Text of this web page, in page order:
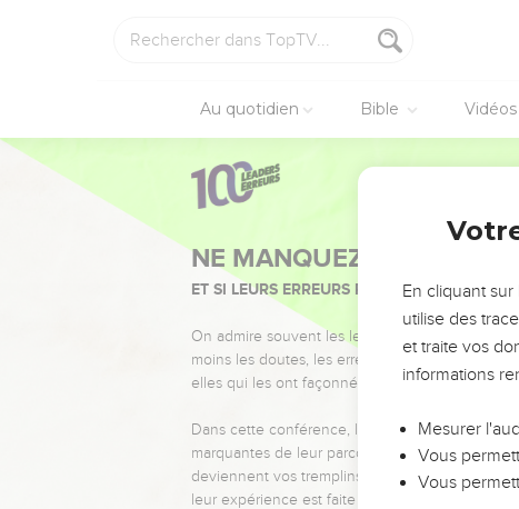
Au quotidien Bible Vidéos
NE MANQUEZ PAS
ET SI LEURS ERREURS POUVAIENT VOUS
On admire souvent les leaders pour leurs
moins les doutes, les erreurs et les saisons
elles qui les ont façonnés.
Dans cette conférence, leaders, entrepreneurs,
marquantes de leur parcours et les clés pour
deviennent vos tremplins. Que vous guidiez
leur expérience est faite pour vous.
En cliquant
utilise des
et traite vos
informations
Mesurer
Vous
Vous